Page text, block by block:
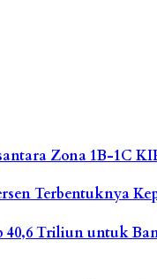
Zona 1B-1C
Terbentuknya
40,6 Triliun untuk